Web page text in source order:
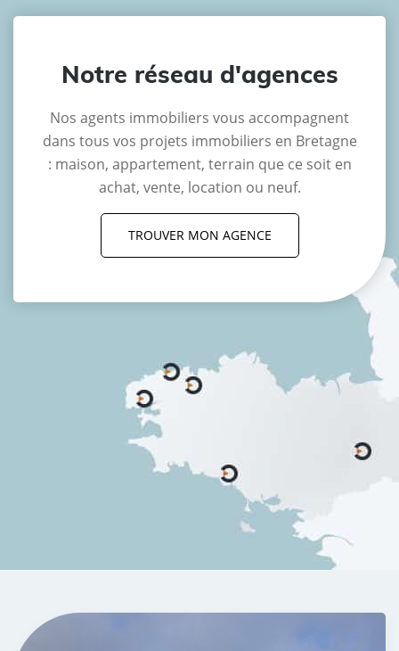
Notre réseau d'agences
Nos agents immobiliers vous accompagnent
dans tous vos projets immobiliers en Bretagne
: maison, appartement, terrain que ce soit en
achat, vente, location ou neuf.
TROUVER MON AGENCE